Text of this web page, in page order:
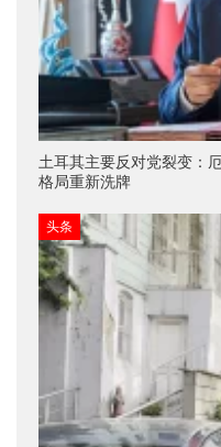
土耳其主要反对党裂变：
格局重新洗牌
头条